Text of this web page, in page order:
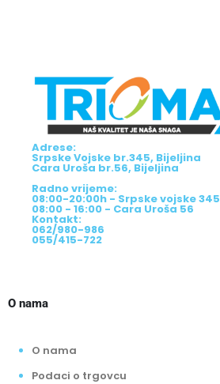
Adrese:
Srpske Vojske br.345, Bijeljina
Cara Uroša br.56, Bijeljina
Radno vrijeme:
08:00-20:00h - Srpske vojske 345
08:00 - 16:00 - Cara Uroša 56
Kontakt:
062/980-986
055/415-722
O nama
O nama
Podaci o trgovcu